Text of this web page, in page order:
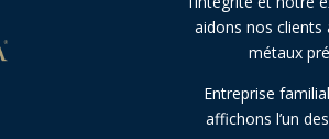
aidons nos clients
métaux
Entreprise
affichons l’un